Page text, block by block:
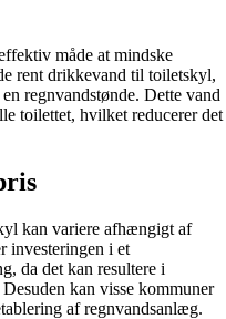
måde at mindske
rent drikkevand til toiletskyl,
regnvandstønde. Dette vand
toilettet, hvilket reducerer det
kan variere afhængigt af
investeringen i et
da det kan resultere i
kan visse kommuner
af regnvandsanlæg.